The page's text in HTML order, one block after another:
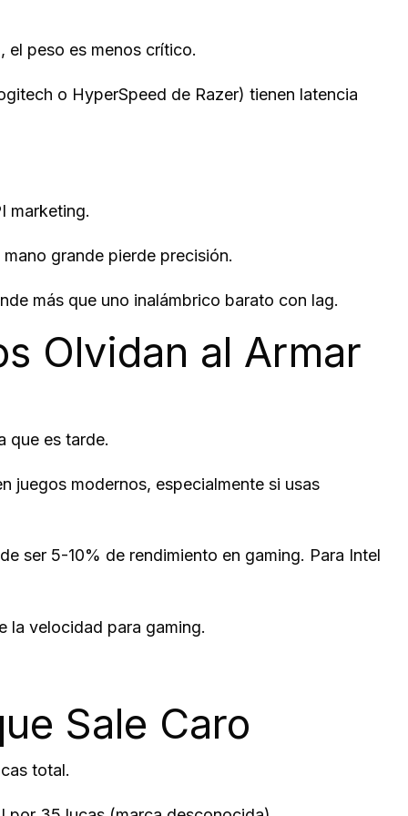
peso es menos crítico.
o HyperSpeed de Razer) tienen latencia
marketing.
grande pierde precisión.
más que uno inalámbrico barato con lag.
Olvidan al Armar
que es tarde.
juegos modernos, especialmente si usas
ser 5-10% de rendimiento en gaming. Para Intel
la velocidad para gaming.
Sale Caro
total.